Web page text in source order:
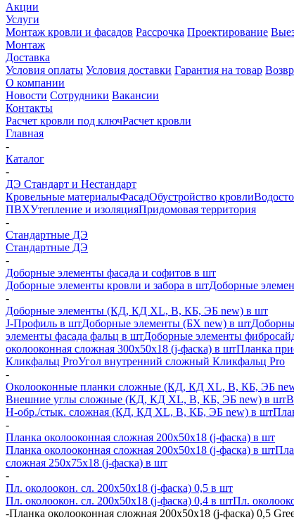
Акции
Услуги
Монтаж кровли и фасадов Рассрочка Проектирование
Монтаж
Доставка
Условия оплаты Условия доставки Гарантия на товар
О компании
Новости Сотрудники Вакансии
Контакты
Расчет кровли под ключРасчет кровли
Главная
-
Каталог
-
ДЭ Стандарт и Нестандарт
Кровельные материалыФасадОбустройство кровли
ПВХУтепление и изоляцияПридомовая территория
-
Стандартные ДЭ
Стандартные ДЭ
-
Доборные элементы фасада и софитов в шт
Доборные элементы кровли и забора в штДоборные
-
Доборные элементы (КД, КД XL, В, КБ, ЭБ new) в шт
J-Профиль в штДоборные элементы (БХ new) в шт
элементы фасада фальц в штДоборные элементы
околооконная сложная 300х50х18 (j-фаска) в штПланка
Кликфальц ProУгол внутренний сложный Кликфальц Pro
-
Околооконные планки сложные (КД, КД XL, В, КБ, ЭБ
Внешние углы сложные (КД, КД XL, В, КБ, ЭБ new) в шт
H-обр./стык. сложная (КД, КД XL, В, КБ, ЭБ new) в шт
-
Планка околооконная сложная 200х50х18 (j-фаска) в шт
Планка околооконная сложная 200х50х18 (j-фаска) в шт
сложная 250х75х18 (j-фаска) в шт
-
Пл. околоокон. сл. 200х50х18 (j-фаска) 0,5 в шт
Пл. околоокон. сл. 200х50х18 (j-фаска) 0,4 в штПл.
-Планка околооконная сложная 200х50х18 (j-фаска) 0,5